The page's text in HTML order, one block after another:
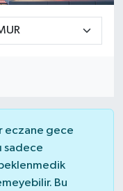
eczane gece
sadece
Bu